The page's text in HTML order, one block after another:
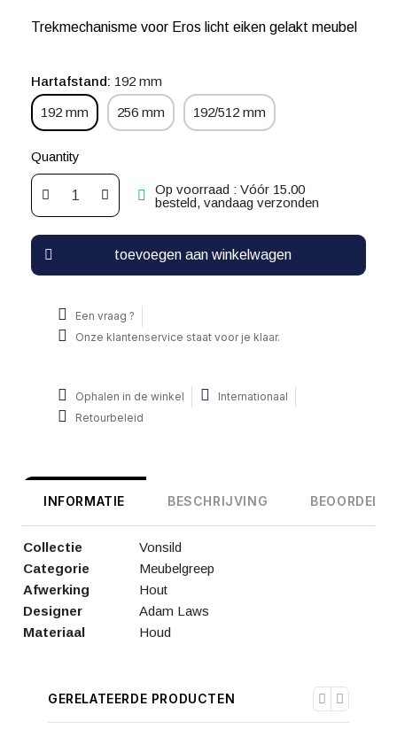
Trekmechanisme voor Eros licht eiken gelakt meubel
Hartafstand 192 mm
192 mm 256 mm 192/512 mm
Quantity
Op voorraad : Vóór 15.00
besteld, vandaag verzonden
toevoegen aan winkelwagen
Een vraag ?
Onze klantenservice staat voor je klaar.
Ophalen in de winkel
Internationaal
Retourbeleid
INFORMATIE BESCHRIJVING
Collectie
Vonsild
Categorie
Meubelgreep
Afwerking
Hout
Designer
Adam Laws
Materiaal
Houd
GERELATEERDE PRODUCTEN